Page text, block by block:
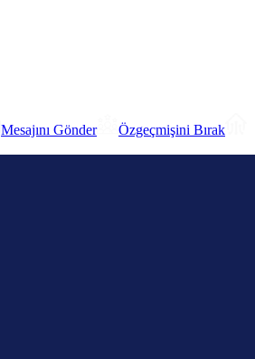
Mesajını Gönder
Özgeçmişini Bırak